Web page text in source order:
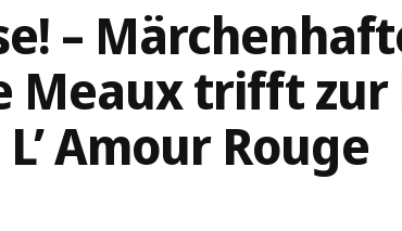
–
Meaux trifft
Amour Rouge